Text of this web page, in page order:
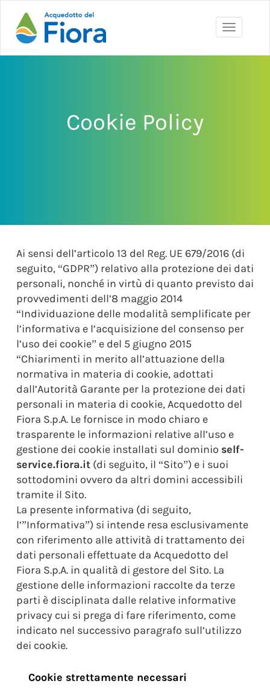
Toggle
Cookie Policy
Ai sensi dell’articolo 13 del Reg. UE 679/2016 (di
seguito, “GDPR”) relativo alla protezione dei dati
personali, nonché in virtù di quanto previsto dai
provvedimenti dell’8 maggio 2014
“Individuazione delle modalità semplificate per
l’informativa e l’acquisizione del consenso per
l’uso dei cookie” e del 5 giugno 2015
“Chiarimenti in merito all’attuazione della
normativa in materia di cookie, adottati
dall’Autorità Garante per la protezione dei dati
personali in materia di cookie, Acquedotto del
Fiora S.p.A. Le fornisce in modo chiaro e
trasparente le informazioni relative all’uso e
gestione dei cookie installati sul dominio self-
service.fiora.it (di seguito, il “Sito”) e i suoi
sottodomini ovvero da altri domini accessibili
tramite il Sito.
La presente informativa (di seguito,
l’”Informativa”) si intende resa esclusivamente
con riferimento alle attività di trattamento dei
dati personali effettuate da Acquedotto del
Fiora S.p.A. in qualità di gestore del Sito. La
gestione delle informazioni raccolte da terze
parti è disciplinata dalle relative informative
privacy cui si prega di fare riferimento, come
indicato nel successivo paragrafo sull’utilizzo
dei cookie.
Cookie strettamente necessari